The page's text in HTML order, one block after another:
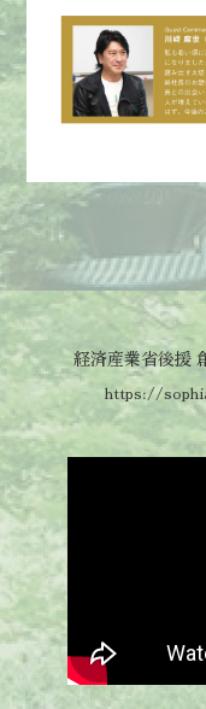
経済産業省後援
https://